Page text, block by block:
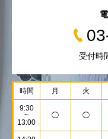
受付時
時間 月 火
9:30
~
13:00
◯ ◯